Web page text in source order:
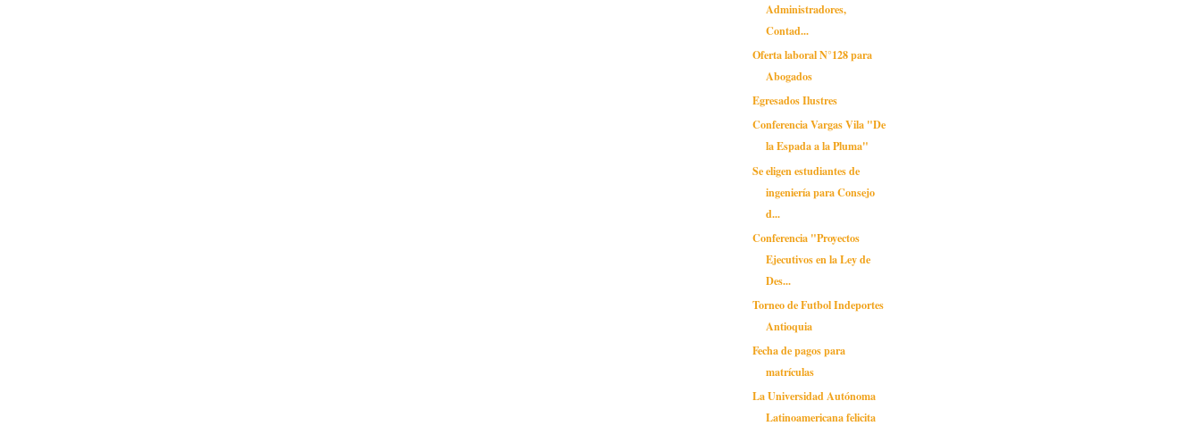
Administradores,
Contad...
Oferta laboral N°128 para
Abogados
Egresados Ilustres
Conferencia Vargas Vila "De
la Espada a la Pluma"
Se eligen estudiantes de
ingeniería para Consejo
d...
Conferencia "Proyectos
Ejecutivos en la Ley de
Des...
Torneo de Futbol Indeportes
Antioquia
Fecha de pagos para
matrículas
La Universidad Autónoma
Latinoamericana felicita